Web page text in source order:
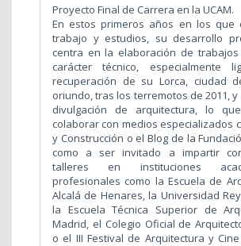
Proyecto Final de Carrera en la UCAM.
En estos primeros años en los que
trabajo y estudios, su desarrollo
centra en la elaboración de
carácter técnico, especialmente
recuperación de su Lorca, ciudad
oriundo, tras los terremotos de 2011,
divulgación de arquitectura, lo
colaborar con medios especializados
y Construcción o el Blog de la
como a ser invitado a impartir
talleres en instituciones
profesionales como la Escuela de
Alcalá de Henares, la Universidad
la Escuela Técnica Superior de
Madrid, el Colegio Oficial de
o el III Festival de Arquitectura y